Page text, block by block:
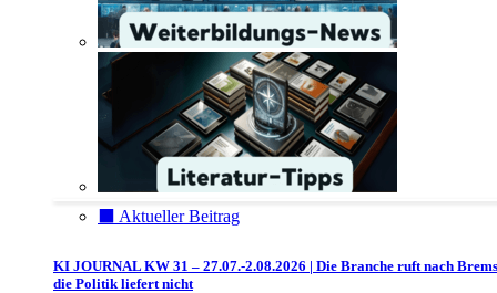
⬛️ Aktueller Beitrag
KI JOURNAL KW 31 – 27.07.-2.08.2026 | Die Branche ruft nach
die Politik liefert nicht